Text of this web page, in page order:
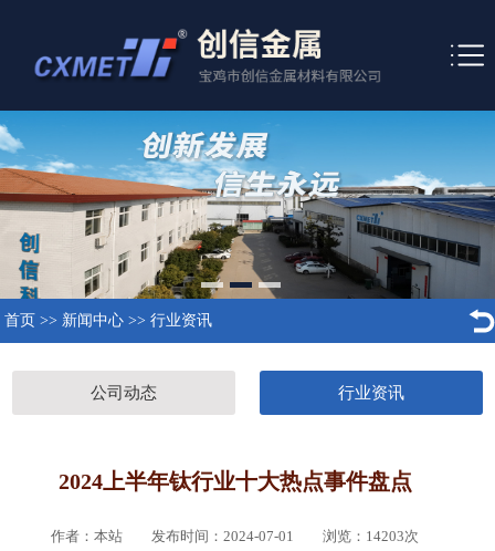
首页 >> 新闻中心 >> 行业资讯
公司动态 行业资讯
2024上半年钛行业十大热点事件盘点
作者：本站 发布时间：2024-07-01 浏览： 14203次